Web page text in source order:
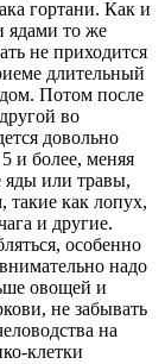
гортани. Как и
ядами то же
не приходится
длительный
Потом после
во
довольно
и более, меняя
яды или травы,
такие как лопух,
и другие.
особенно
надо
овощей и
не забывать
на
клетки